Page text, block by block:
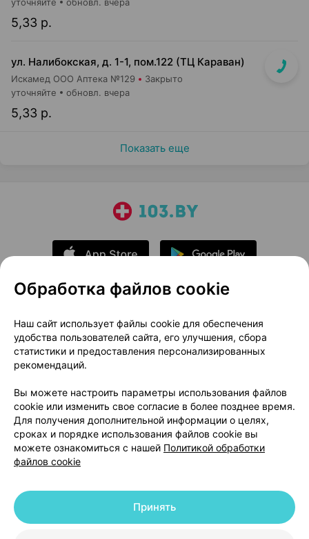
5,33 р.
ул. Налибокская, д. 1-1, пом.122 (ТЦ Караван)
Искамед ООО Аптека №129 Закрыто
5,33 р.
уточняйте обновл. вчера
Показать еще
О проекте
Новости проекта
Размещение рекламы
Медицинский маркетинг
Публичный договор
Доставка
Способы оплаты
Вакансии
Партнеры
Написать руководителю 103.by
Написать в поддержку
Персональные настройки Cookie
© 2026 ООО «Артокс Лаб», УНП 191700409 | 220012, Республика Беларусь,
Обработка файлов cookie
Наш сайт использует файлы cookie для обеспечения
удобства пользователей сайта, его улучшения, сбора
статистики и предоставления персонализированных
рекомендаций.
Вы можете настроить параметры использования файлов
cookie или изменить свое согласие в более позднее время.
Для получения дополнительной информации о целях,
сроках и порядке использования файлов cookie вы
можете ознакомиться с нашей Политикой обработки
файлов cookie
Принять